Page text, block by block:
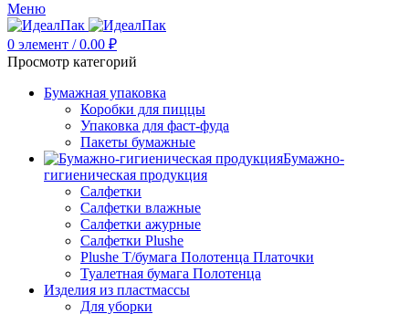
Меню
0 элемент / 0.00 ₽
Просмотр категорий
Бумажная упаковка
Коробки для пиццы
Упаковка для фаст-фуда
Пакеты бумажные
Бумажно-
гигиеническая продукция
Салфетки
Салфетки влажные
Салфетки ажурные
Салфетки Plushe
Plushe Т/бумага Полотенца Платочки
Туалетная бумага Полотенца
Изделия из пластмассы
Для уборки